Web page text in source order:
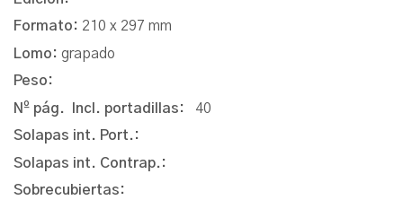
Formato: 210 x 297 mm
Lomo: grapado
Peso:
Nº pág. Incl. portadillas: 40
Solapas int. Port.:
Solapas int. Contrap.:
Sobrecubiertas: